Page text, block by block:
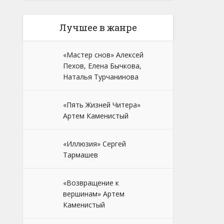
Лучшее в жанре
«Мастер снов» Алексей
Пехов, Елена Бычкова,
Наталья Турчанинова
«Пять Жизней Читера»
Артем Каменистый
«Иллюзия» Сергей
Тармашев
«Возвращение к
вершинам» Артем
Каменистый